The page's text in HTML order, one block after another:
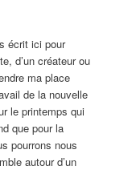
écrit ici pour
d’un créateur ou
ma place
de la nouvelle
le printemps qui
que pour la
pourrons nous
autour d’un